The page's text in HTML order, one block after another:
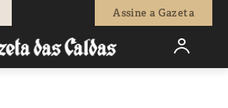
Assine a Gazeta
658 0